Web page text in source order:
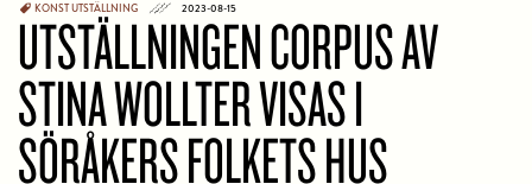
KONSTUTSTÄLLNING 2023-08-15
UTSTÄLLNINGEN CORPUS AV
STINA WOLLTER VISAS I
SÖRÅKERS FOLKETS HUS